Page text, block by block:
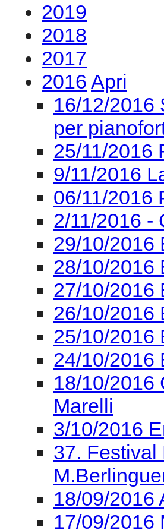
2019
2018
2017
2016 Apri
16/12/2016
per
25/11/2016
9/11/2016
06/11/2016
2/11/2016 -
29/10/2016
28/10/2016
27/10/2016
26/10/2016
25/10/2016
24/10/2016
18/10/2016
Marelli
3/10/2016
37. Festival
18/09/2016
17/09/2016